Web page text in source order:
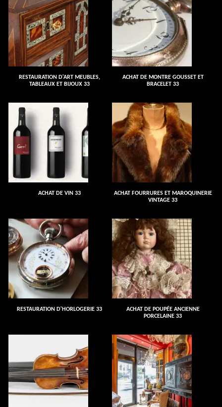
RESTAURATION D'ART MEUBLES,
TABLEAUX ET BIJOUX 33
ACHAT DE MONTRE GOUSSET ET
BRACELET 33
ACHAT DE VIN 33
ACHAT FOURRURES ET MAROQUINERIE
VINTAGE 33
RESTAURATION D'HORLOGERIE 33
ACHAT DE POUPÉE ANCIENNE
PORCELAINE 33